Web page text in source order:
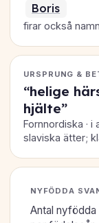
Boris
firar också
URSPRUNG &
“helige
hjälte”
Fornnordiska ·
slaviska ätter;
NYFÖDDA
Antal nyfödda